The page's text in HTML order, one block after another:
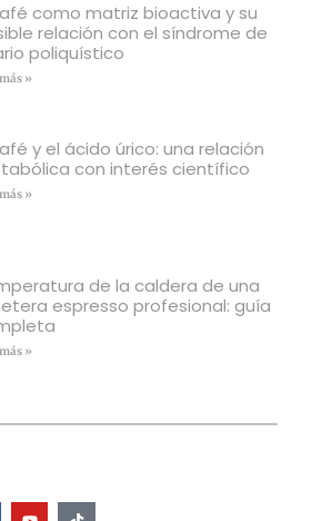
como matriz bioactiva y su
relación con el síndrome de
poliquístico
»
y el ácido úrico: una relación
con interés científico
»
de la caldera de una
espresso profesional: guía
»